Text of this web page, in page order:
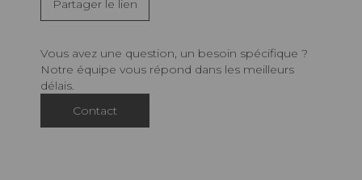
Partager le lien
Vous avez une question, un besoin spécifique ?
Notre équipe vous répond dans les meilleurs
délais.
Contact